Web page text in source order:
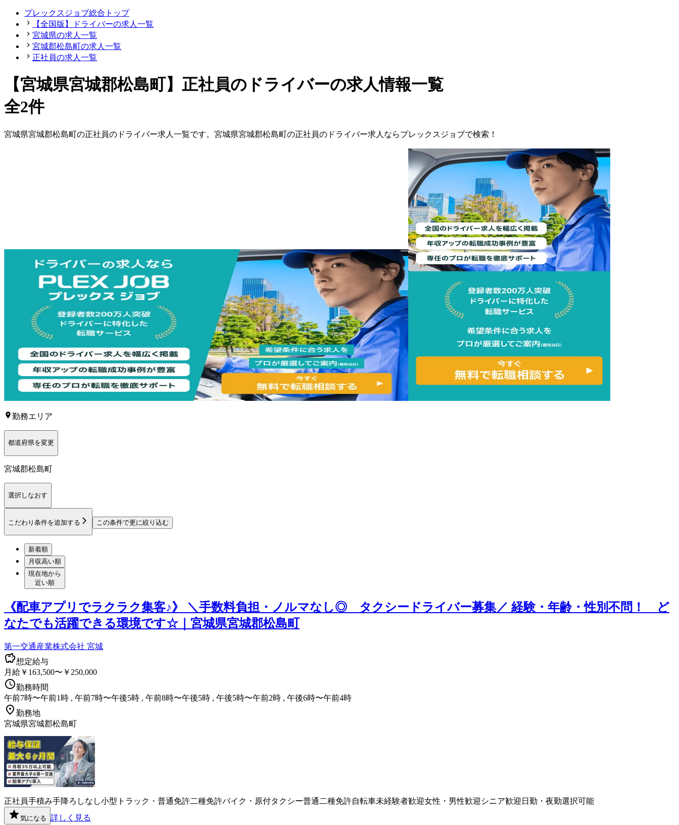
プレックスジョブ総合トップ
【全国版】ドライバーの求人一覧
宮城県の求人一覧
宮城郡松島町の求人一覧
正社員の求人一覧
【宮城県宮城郡松島町】正社員のドライバーの求人情報一覧
全2件
宮城県宮城郡松島町の正社員の ドライバー求人一覧です。 宮城県宮城郡松島町の正社員の ドライバー求人ならプレックスジョブで検索！
勤務エリア
都道府県を変更
宮城郡松島町
選択しなおす
こだわり条件を追加する この条件で更に絞り込む
新着順
月収高い順
現在地から
近い順
《配車アプリでラクラク集客♪》 ＼手数料負担・ノルマなし◎ タクシードライバー募集／ 経験・年齢・性別不問！ ど
なたでも活躍できる環境です☆｜宮城県宮城郡松島町
第一交通産業株式会社 宮城
想定給与
月給￥163,500〜￥250,000
勤務時間
午前7時〜午前1時 , 午前7時〜午後5時 , 午前8時〜午後5時 , 午後5時〜午前2時 , 午後6時〜午前4時
勤務地
宮城県宮城郡松島町
正社員手積み手降ろしなし小型トラック・普通免許二種免許バイク・原付タクシー普通二種免許自転車未経験者歓迎女性・男性歓迎 シニア歓迎 日勤・夜勤選択可能
気になる 詳しく見る